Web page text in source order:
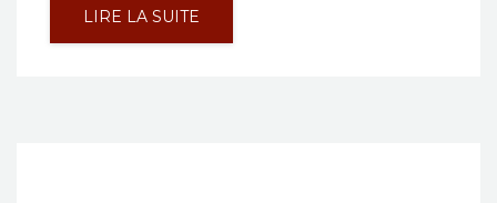
LIRE LA SUITE